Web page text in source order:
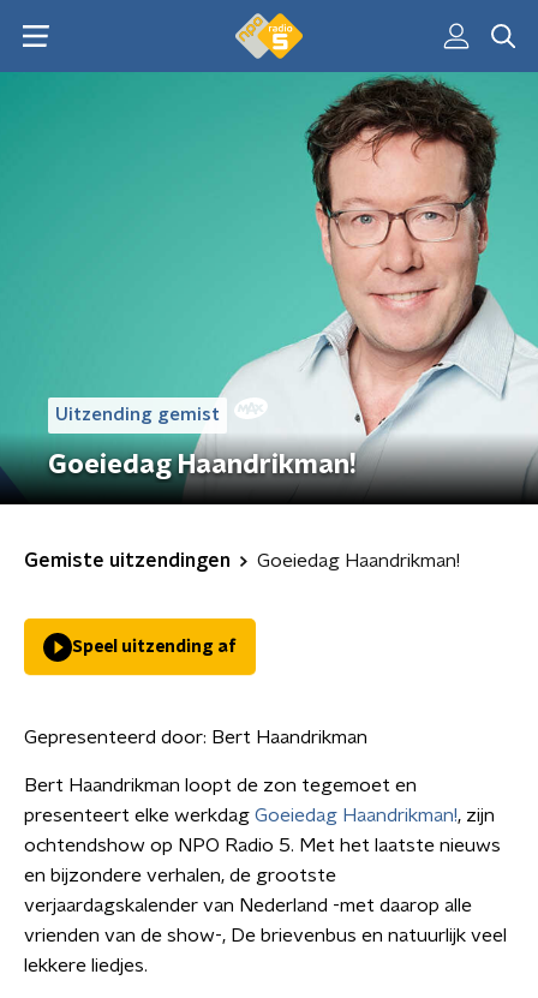
Uitzending gemist
Goeiedag Haandrikman!
Gemiste uitzendingen Goeiedag Haandrikman!
Speel uitzending af
Gepresenteerd door: Bert Haandrikman
Bert Haandrikman loopt de zon tegemoet en
presenteert elke werkdag Goeiedag Haandrikman!, zijn
ochtendshow op NPO Radio 5. Met het laatste nieuws
en bijzondere verhalen, de grootste
verjaardagskalender van Nederland -met daarop alle
vrienden van de show-, De brievenbus en natuurlijk veel
lekkere liedjes.